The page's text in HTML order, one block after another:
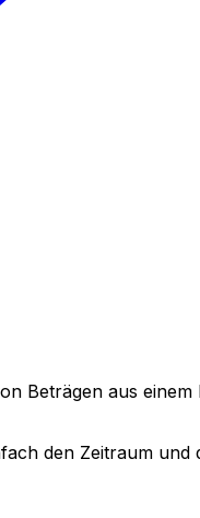
Beträgen aus einem
den Zeitraum und